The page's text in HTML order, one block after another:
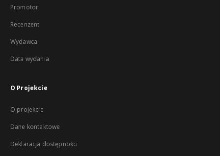
Promotor
Recenzent
Wydawca
Data wydania
O Projekcie
O projekcie
Dane kontaktowe
Deklaracja dostępności